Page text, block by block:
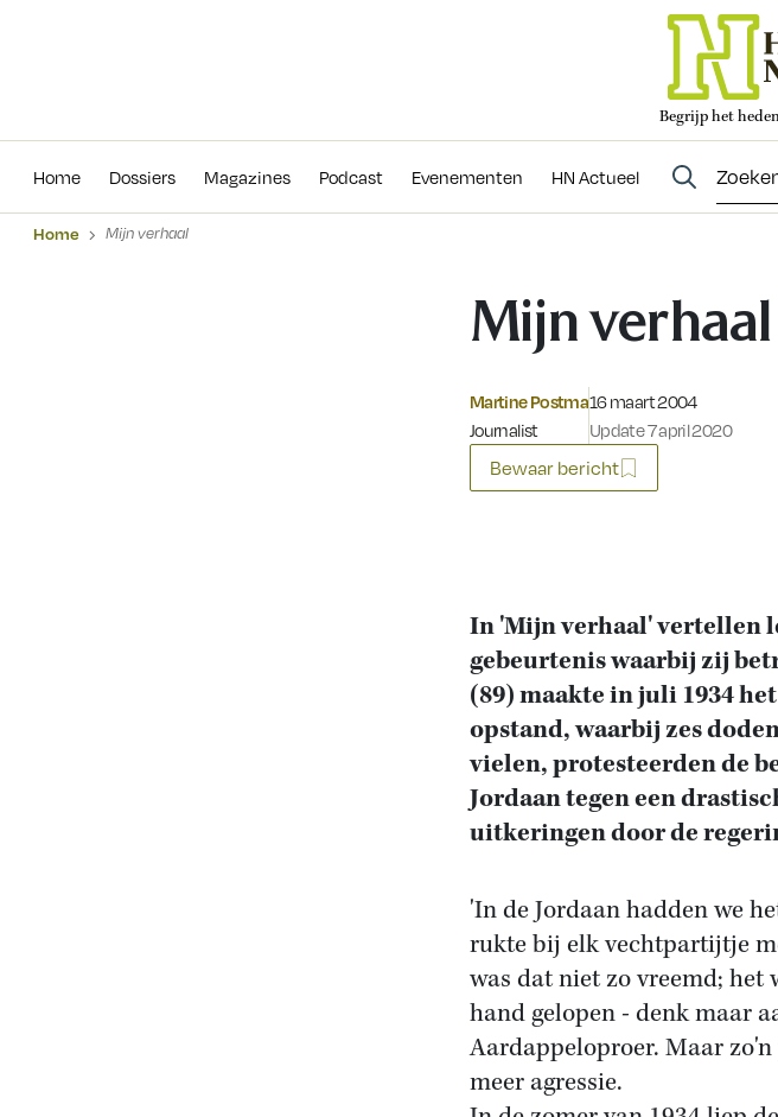
Begrijp het
Home Dossiers Magazines Podcast Evenementen HN Actueel
Evenementen
Home Mijn verhaal
Mijn verhaal
Martine Postma
Journalist
Gepubliceerd op:
16 maart 2004
Update 7 april 2020
Bewaar bericht
In 'Mijn verhaal' vertellen
gebeurtenis waarbij zij
(89) maakte in juli 1934
opstand, waarbij zes
vielen, protesteerden de
Jordaan tegen een
uitkeringen door de
'In de Jordaan hadden we
rukte bij elk vechtpartijtje
was dat niet zo vreemd;
hand gelopen - denk maar
Aardappeloproer. Maar
meer agressie.